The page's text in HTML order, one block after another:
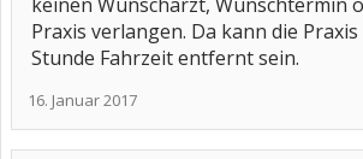
Praxis verlangen. Da kann die
Stunde Fahrzeit entfernt sein.
16. Januar 2017